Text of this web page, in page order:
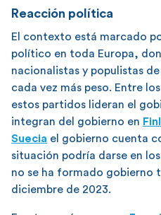
Reacción política
El contexto está marcado
político en toda Europa,
nacionalistas y populistas
cada vez más peso. Entre
estos partidos lideran el
integran del gobierno en
Suecia el gobierno cuenta
situación podría darse en los
no se ha formado gobierno
diciembre de 2023.